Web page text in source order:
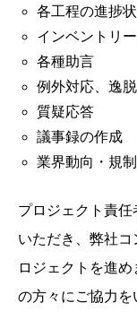
各工程の進捗
インベントリ
各種助言
例外対応、逸
質疑応答
議事録の作成
業界動向・規
プロジェクト責
いただき、弊社
ロジェクトを進
の方々にご協力を